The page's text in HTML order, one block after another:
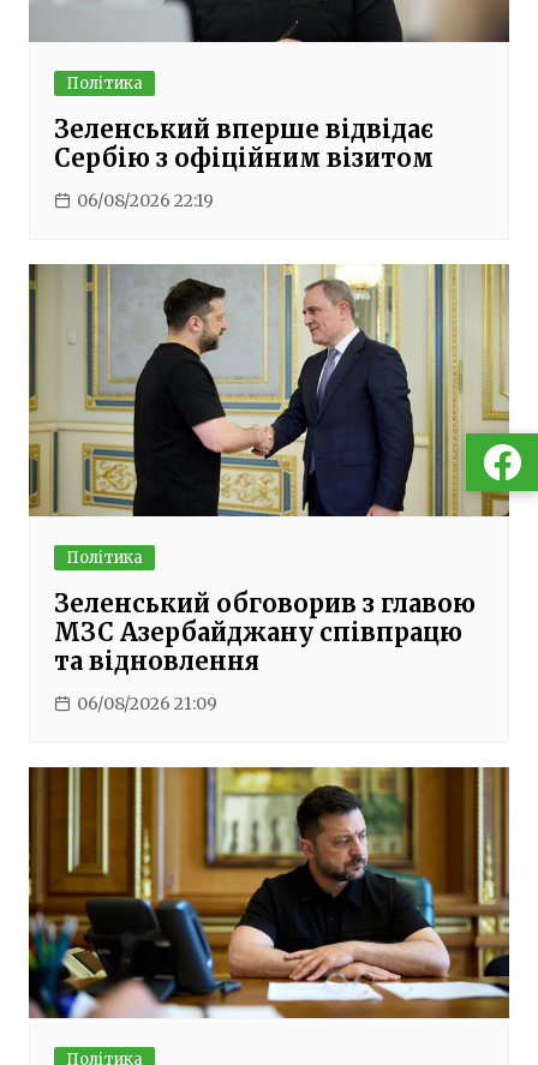
Політика
Зеленський вперше відвідає
Сербію з офіційним візитом
06/08/2026 22:19
Політика
Зеленський обговорив з главою
МЗС Азербайджану співпрацю
та відновлення
06/08/2026 21:09
Політика